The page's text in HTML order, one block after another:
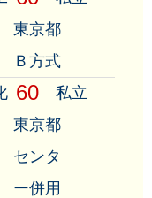
東京都
Ｂ方式
60
私立
東京都
センタ
ー併用